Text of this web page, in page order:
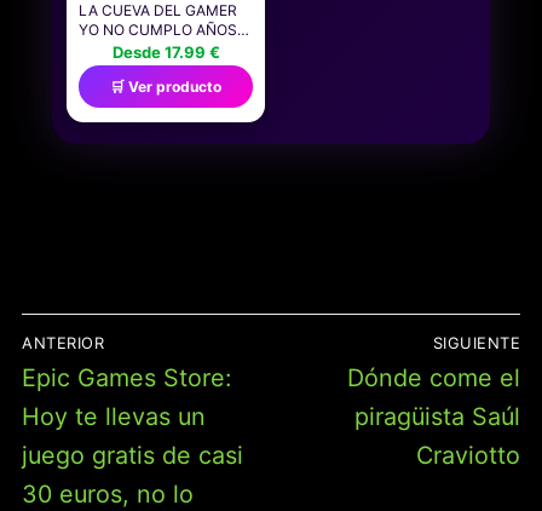
LA CUEVA DEL GAMER
YO NO CUMPLO AÑOS
SUBO DE NIVEL
VIDEOJUEGOS RPG
GAMING FRIKI
CAMISETA UNISEX
ADULTO BLACK S
MANGA LARGA T-SHIRT
Desde 17.99 €
🛒 Ver producto
NAVEGACIÓN
DE
ENTRADAS
ANTERIOR
Entrada
anterior:
Epic Games Store:
Hoy te llevas un
juego gratis de casi
30 euros, no lo
SIGUIENTE
Entrada
siguiente:
Dónde come el
piragüista Saúl
Craviotto